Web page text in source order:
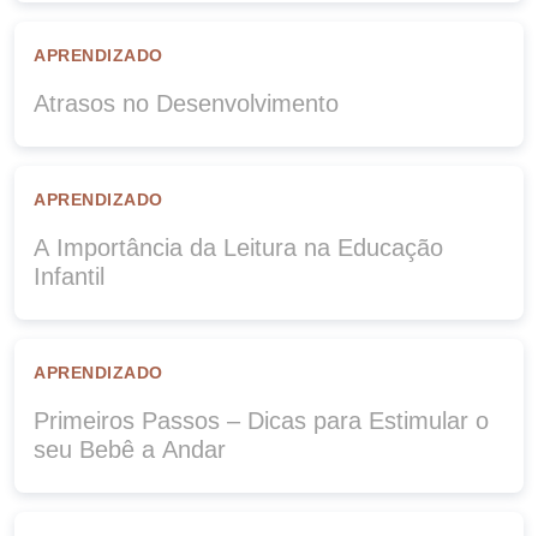
APRENDIZADO
Atrasos no Desenvolvimento
APRENDIZADO
A Importância da Leitura na Educação
Infantil
APRENDIZADO
Primeiros Passos – Dicas para Estimular o
seu Bebê a Andar